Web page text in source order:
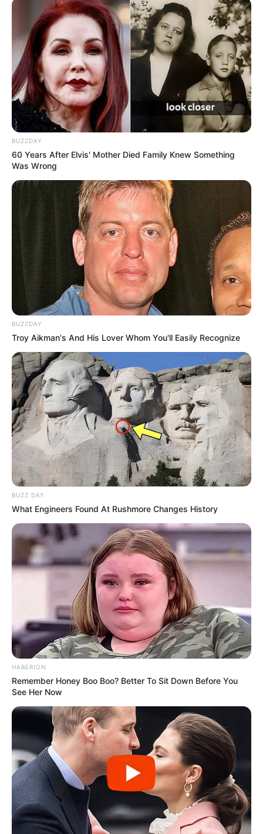
BUZZDAY
60 Years After Elvis' Mother Died Family Knew Something
Was Wrong
BUZZDAY
Troy Aikman's And His Lover Whom You'll Easily Recognize
BUZZ DAY
What Engineers Found At Rushmore Changes History
HABERION
Remember Honey Boo Boo? Better To Sit Down Before You
See Her Now